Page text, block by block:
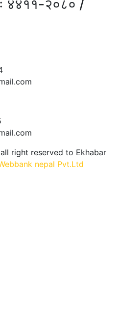
४४११-२०८० /
right reserved to Ekhabar
nepal Pvt.Ltd